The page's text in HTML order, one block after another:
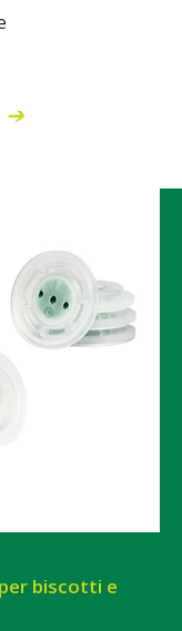
biscotti e